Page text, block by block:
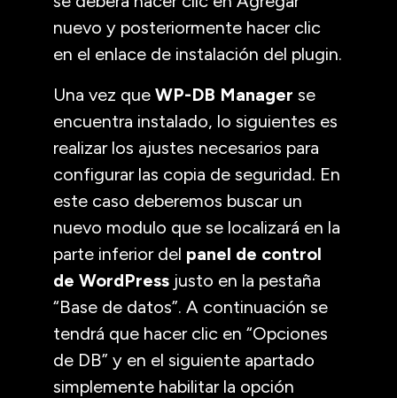
nuevo y posteriormente hacer clic
en el enlace de instalación del plugin.
Una vez que WP-DB Manager se
encuentra instalado, lo siguientes es
realizar los ajustes necesarios para
configurar las copia de seguridad. En
este caso deberemos buscar un
nuevo modulo que se localizará en la
parte inferior del panel de control
de WordPress justo en la pestaña
“Base de datos”. A continuación se
tendrá que hacer clic en “Opciones
de DB” y en el siguiente apartado
simplemente habilitar la opción